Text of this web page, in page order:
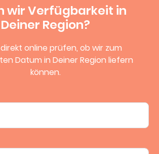
wir Verfügbarkeit in
Deiner Region?
online prüfen, ob wir zum
Datum in Deiner Region liefern
können.